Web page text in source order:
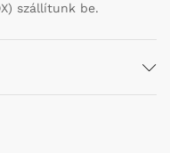
szállítunk be.